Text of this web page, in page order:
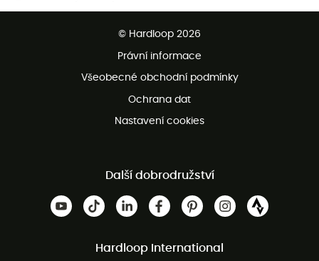
Bezplatná zákaznická služba
© Hardloop 2026
Právní informace
Všeobecné obchodní podmínky
Ochrana dat
Nastavení cookies
Další dobrodružství
Hardloop International